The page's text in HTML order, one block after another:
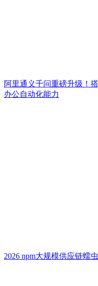
阿里通义千问重磅升级！
办公自动化能力
2026 npm大规模供应链蠕